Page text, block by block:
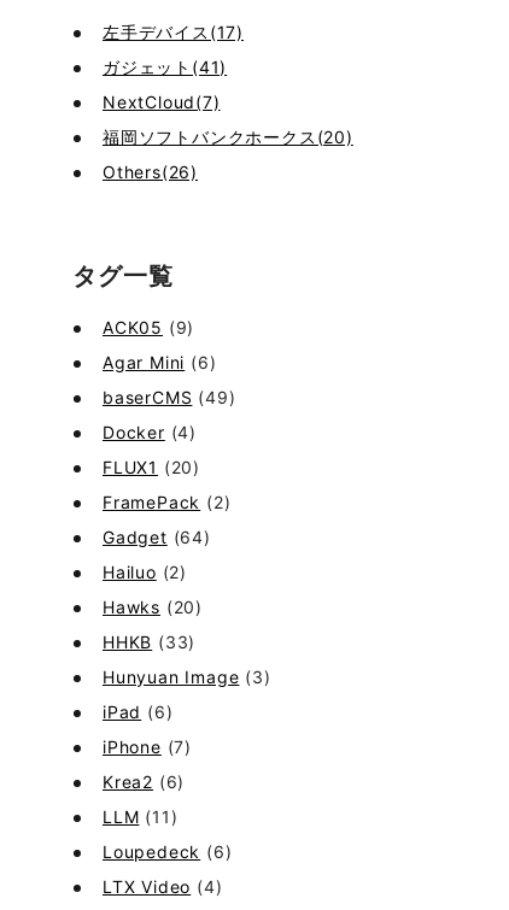
左手デバイス(17)
ガジェット(41)
NextCloud(7)
福岡ソフトバンクホークス(20)
Others(26)
タグ一覧
ACK05 (9)
Agar Mini (6)
baserCMS (49)
Docker (4)
FLUX1 (20)
FramePack (2)
Gadget (64)
Hailuo (2)
Hawks (20)
HHKB (33)
Hunyuan Image (3)
iPad (6)
iPhone (7)
Krea2 (6)
LLM (11)
Loupedeck (6)
LTX Video (4)